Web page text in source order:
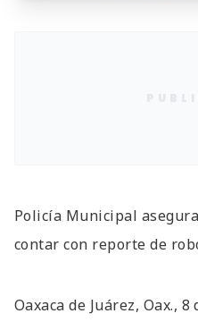
Policía Municipal
contar con reporte de
Oaxaca de Juárez, Oax.,